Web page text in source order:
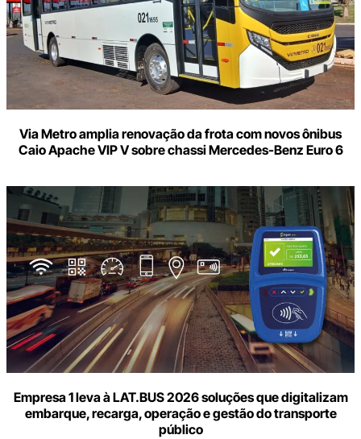
Via Metro amplia renovação da frota com novos ônibus
Caio Apache VIP V sobre chassi Mercedes-Benz Euro 6
Empresa 1 leva à LAT.BUS 2026 soluções que digitalizam
embarque, recarga, operação e gestão do transporte
público